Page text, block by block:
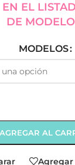
EL
DE
MODELOS
AGREGAR AL